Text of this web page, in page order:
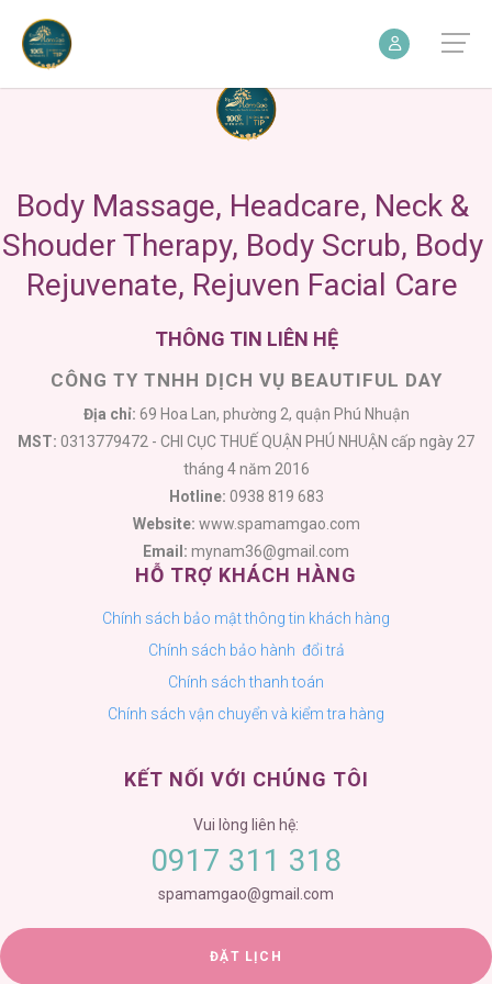
CÔNG TY TNHH DỊCH VỤ BEAUTIFUL DAY
Địa chỉ: 69 Hoa Lan, phường 2, quận Phú Nhuận
MST: 0313779472 - CHI CỤC THUẾ QUẬN PHÚ NHUẬN cấp ngày 27
tháng 4 năm 2016
Hotline: 0938 819 683
Website: www.spamamgao.com
Email: mynam36@gmail.com
KẾT NỐI VỚI CHÚNG TÔI
spamamgao@gmail.com
HỖ TRỢ KHÁCH HÀNG
Chính sách bảo mật thông tin khách hàng
Chính sách bảo hành đổi trả
Chính sách thanh toán
Chính sách vận chuyển và kiểm tra hàng
ĐẶT LỊCH